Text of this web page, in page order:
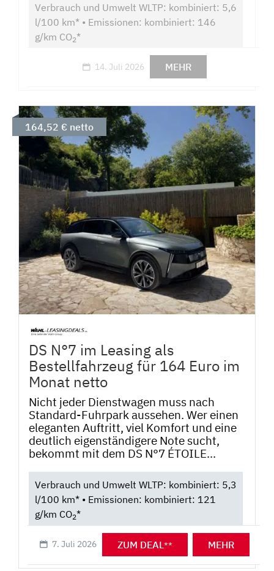
Verbrauch und Umwelt WLTP: kombiniert: 5,6
l/100 km* • Emissionen: kombiniert: 146
g/km CO2*
14. Juli 2026 MEHR
DS N°7 im Leasing als
Bestellfahrzeug für 164 Euro im
Monat netto
Nicht jeder Dienstwagen muss nach
Standard-Fuhrpark aussehen. Wer einen
eleganten Auftritt, viel Komfort und eine
deutlich eigenständigere Note sucht,
bekommt mit dem DS N°7 ÉTOILE...
Verbrauch und Umwelt WLTP: kombiniert: 5,3
l/100 km* • Emissionen: kombiniert: 121
g/km CO2*
7. Juli 2026 ZUM DEAL** MEHR
164,52 € netto